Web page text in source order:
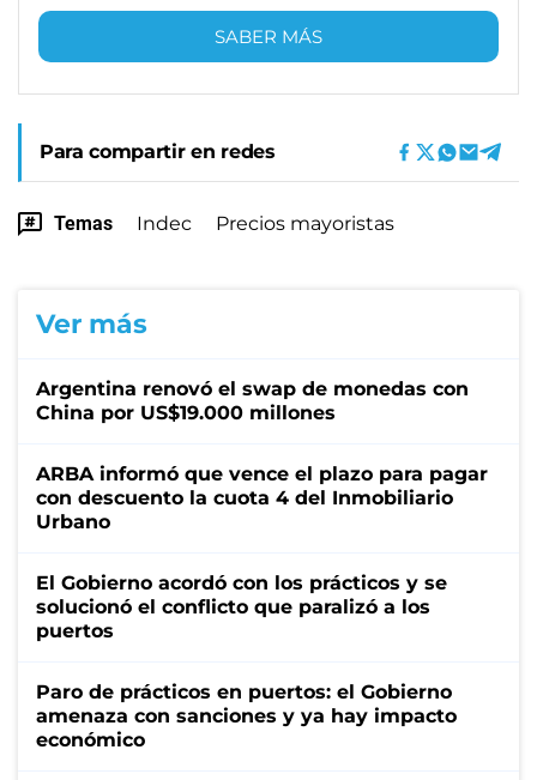
SABER MÁS
Para compartir en redes
Temas Indec Precios mayoristas
Ver más
Argentina renovó el swap de monedas con
China por US$19.000 millones
ARBA informó que vence el plazo para pagar
con descuento la cuota 4 del Inmobiliario
Urbano
El Gobierno acordó con los prácticos y se
solucionó el conflicto que paralizó a los
puertos
Paro de prácticos en puertos: el Gobierno
amenaza con sanciones y ya hay impacto
económico